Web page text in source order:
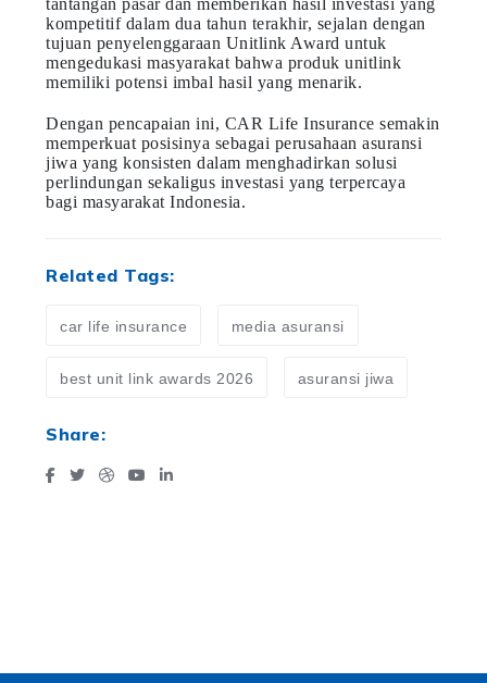
kompetitif dalam dua tahun terakhir, sejalan dengan
tujuan penyelenggaraan Unitlink Award untuk
mengedukasi masyarakat bahwa produk unitlink
memiliki potensi imbal hasil yang menarik.
Dengan pencapaian ini, CAR Life Insurance semakin
memperkuat posisinya sebagai perusahaan asuransi
jiwa yang konsisten dalam menghadirkan solusi
perlindungan sekaligus investasi yang terpercaya
bagi masyarakat Indonesia.
Related Tags:
car life insurance media asuransi
best unit link awards 2026 asuransi jiwa
Share: